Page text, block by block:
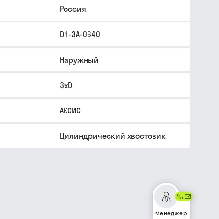
Россия
D1-3A-0640
Наружный
3xD
АКСИС
Цилиндрический хвостовик
менеджер